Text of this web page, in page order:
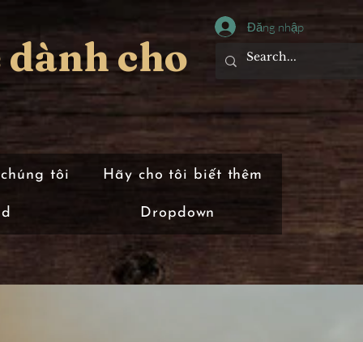
dành cho
Đăng nhập
tôi Hãy cho tôi biết thêm
Dropdown